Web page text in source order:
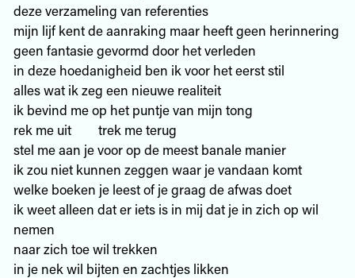
deze verzameling van referenties
mijn lijf kent de aanraking maar heeft geen herinnering
geen fantasie gevormd door het verleden
in deze hoedanigheid ben ik voor het eerst stil
alles wat ik zeg een nieuwe realiteit
ik bevind me op het puntje van mijn tong
rek me uit trek me terug
stel me aan je voor op de meest banale manier
ik zou niet kunnen zeggen waar je vandaan komt
welke boeken je leest of je graag de afwas doet
ik weet alleen dat er iets is in mij dat je in zich op wil
nemen
naar zich toe wil trekken
in je nek wil bijten en zachtjes likken